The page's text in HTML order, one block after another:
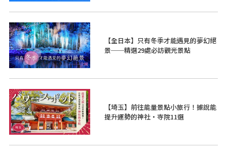
【全日本】只有冬季才能遇見的夢幻絕
景──精選29處必訪觀光景點
【埼玉】前往能量景點小旅行！據說能
提升運勢的神社・寺院11選